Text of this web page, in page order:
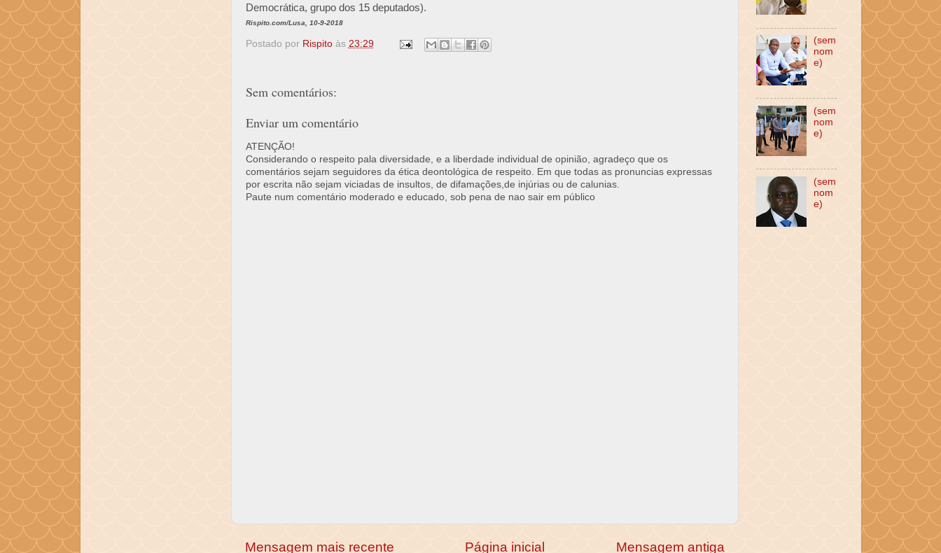
Democrática, grupo dos 15 deputados).
Rispito.com/Lusa, 10-9-2018
Postado por Rispito às 23:29
Sem comentários:
Enviar um comentário
ATENÇÃO!
Considerando o respeito pala diversidade, e a liberdade individual de opinião, agradeço que os
comentários sejam seguidores da ética deontológica de respeito. Em que todas as pronuncias expressas
por escrita não sejam viciadas de insultos, de difamações,de injúrias ou de calunias.
Paute num comentário moderado e educado, sob pena de nao sair em público
Mensagem mais recente Mensagem antiga
Página inicial
(sem
nom
e)
(sem
nom
e)
(sem
nom
e)